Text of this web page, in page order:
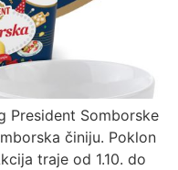
President Somborske
činiju. Poklon
traje od 1.10. do